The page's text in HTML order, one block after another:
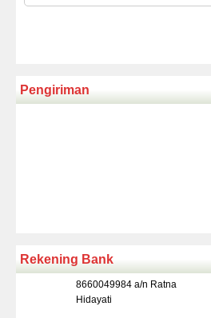
Pengiriman
Rekening Bank
8660049984 a/n Ratna
Hidayati